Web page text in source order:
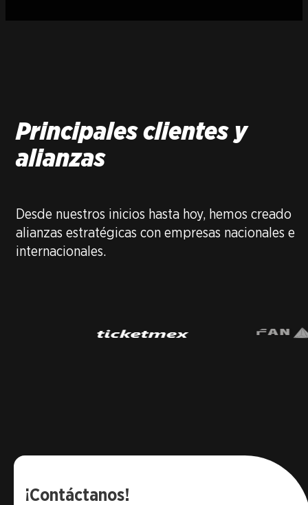
Principales clientes y
alianzas
Desde nuestros inicios hasta hoy, hemos creado
alianzas estratégicas con empresas nacionales e
internacionales.
¡Contáctanos!